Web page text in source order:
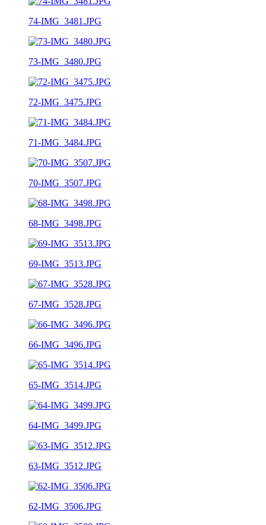
74-IMG_3481.JPG
73-IMG_3480.JPG
72-IMG_3475.JPG
71-IMG_3484.JPG
70-IMG_3507.JPG
68-IMG_3498.JPG
69-IMG_3513.JPG
67-IMG_3528.JPG
66-IMG_3496.JPG
65-IMG_3514.JPG
64-IMG_3499.JPG
63-IMG_3512.JPG
62-IMG_3506.JPG